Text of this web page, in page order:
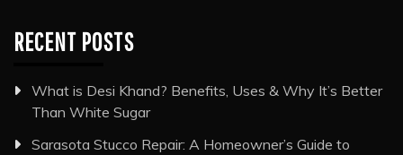
RECENT POSTS
What is Desi Khand? Benefits, Uses & Why It’s Better
Than White Sugar
Sarasota Stucco Repair: A Homeowner’s Guide to